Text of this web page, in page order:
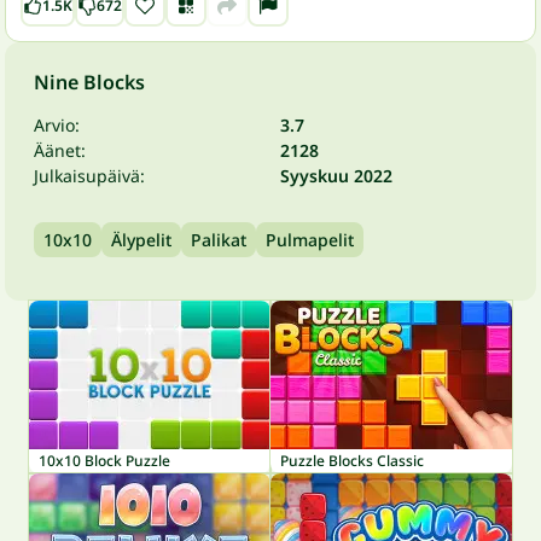
1.5K 672
Nine Blocks
Arvio:
3.7
Äänet:
2128
Julkaisupäivä:
Syyskuu 2022
10x10 Älypelit Palikat Pulmapelit
10x10 Block Puzzle Puzzle Blocks Classic